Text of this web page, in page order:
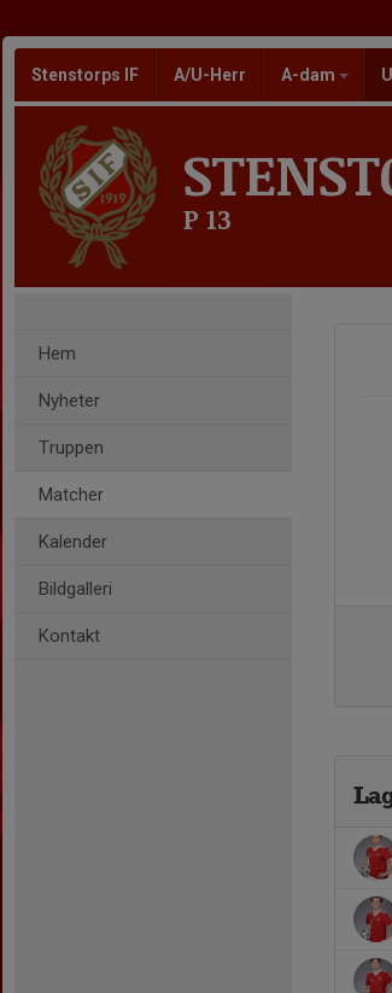
Stenstorps IF A/U-Herr A-dam
P 13
Hem
Nyheter
Truppen
Matcher
Kalender
Bildgalleri
Kontakt